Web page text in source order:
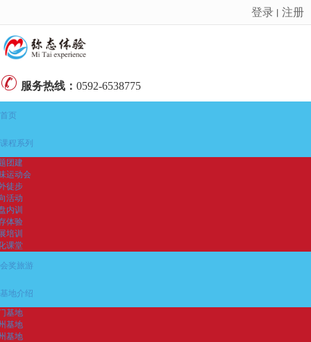
很遗憾，因您的浏览器版本过低导致无法获得最佳浏览体验，推荐下载安装谷歌浏览器！
登录 丨 注册
服务热线： 0592-6538775
首页
课程系列
团建
运动会
徒步
活动
内训
体验
培训
课堂
会奖旅游
基地介绍
基地
基地
基地